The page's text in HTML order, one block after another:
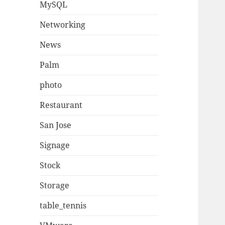
MySQL
Networking
News
Palm
photo
Restaurant
San Jose
Signage
Stock
Storage
table_tennis